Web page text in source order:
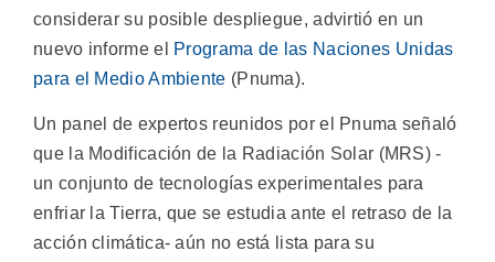
considerar su posible despliegue, advirtió en un
nuevo informe el
Programa de las Naciones Unidas
para el Medio Ambiente (Pnuma).
Un panel de expertos reunidos por el Pnuma señaló
que la Modificación de la Radiación Solar (MRS) -
un conjunto de tecnologías experimentales para
enfriar la Tierra, que se estudia ante el retraso de la
acción climática- aún no está lista para su